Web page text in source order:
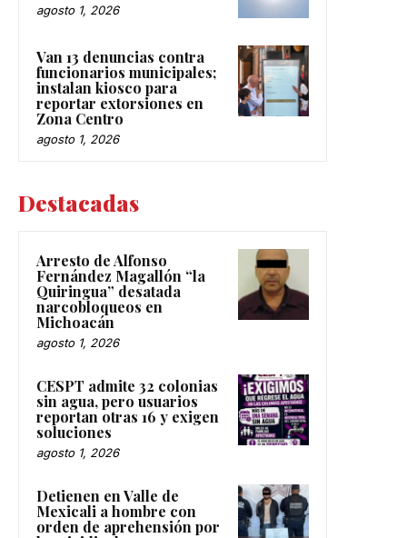
agosto 1, 2026
Van 13 denuncias contra
funcionarios municipales;
instalan kiosco para
reportar extorsiones en
Zona Centro
agosto 1, 2026
Destacadas
Arresto de Alfonso
Fernández Magallón “la
Quiringua” desatada
narcobloqueos en
Michoacán
agosto 1, 2026
CESPT admite 32 colonias
sin agua, pero usuarios
reportan otras 16 y exigen
soluciones
agosto 1, 2026
Detienen en Valle de
Mexicali a hombre con
orden de aprehensión por